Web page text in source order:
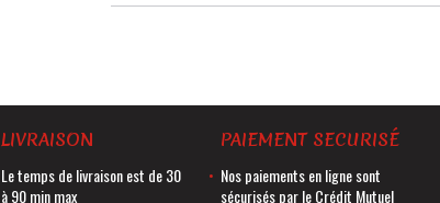
LIVRAISON
Le temps de livraison est de 30
à 90 min max
PAIEMENT SECURISÉ
Nos paiements en ligne sont
sécurisés par le Crédit Mutuel